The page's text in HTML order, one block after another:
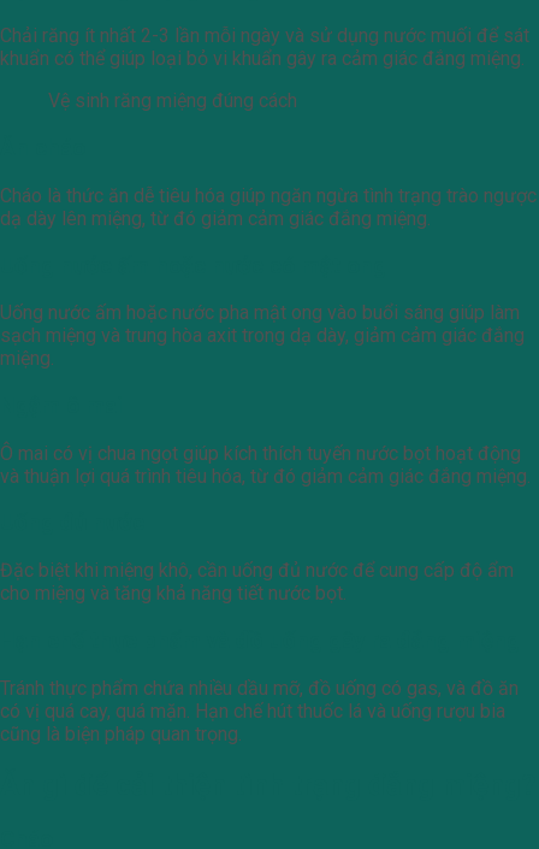
Chải răng ít nhất 2-3 lần mỗi ngày và sử dụng nước muối để sát
khuẩn có thể giúp loại bỏ vi khuẩn gây ra cảm giác đắng miệng.
Vệ sinh răng miệng đúng cách
Cháo là thức ăn dễ tiêu hóa giúp ngăn ngừa tình trạng trào ngược
dạ dày lên miệng, từ đó giảm cảm giác đắng miệng.
Uống nước ấm hoặc nước pha mật ong vào buổi sáng giúp làm
sạch miệng và trung hòa axit trong dạ dày, giảm cảm giác đắng
miệng.
Ô mai có vị chua ngọt giúp kích thích tuyến nước bọt hoạt động
và thuận lợi quá trình tiêu hóa, từ đó giảm cảm giác đắng miệng.
Đặc biệt khi miệng khô, cần uống đủ nước để cung cấp độ ẩm
cho miệng và tăng khả năng tiết nước bọt.
Tránh thực phẩm chứa nhiều dầu mỡ, đồ uống có gas, và đồ ăn
có vị quá cay, quá mặn. Hạn chế hút thuốc lá và uống rượu bia
cũng là biện pháp quan trọng.